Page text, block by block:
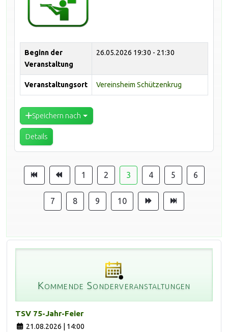
Beginn der
Veranstaltung
26.05.2026 19:30 - 21:30
Veranstaltungsort Vereinsheim Schützenkrug
Speichern nach
Details
1 2 3 4 5 6
7 8 9 10
Kommende Sonderveranstaltungen
TSV 75-Jahr-Feier
21.08.2026 | 14:00